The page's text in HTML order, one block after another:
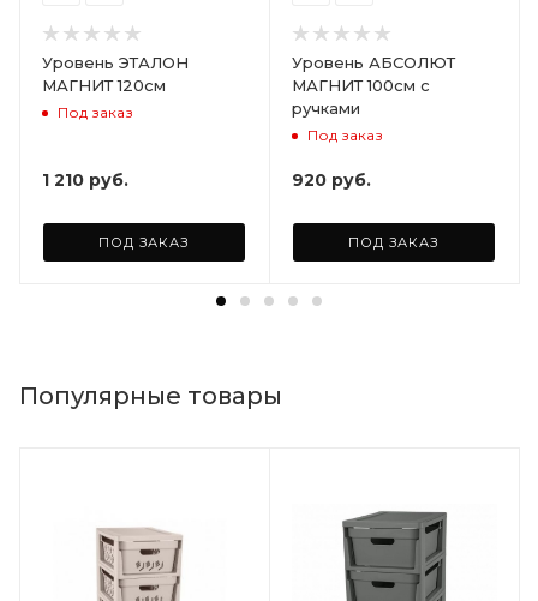
Уровень ЭТАЛОН
МАГНИТ 120см
Под заказ
1 210 руб.
ПОД ЗАКАЗ
Уровень АБСОЛЮТ
МАГНИТ 100см с
ручками
Под заказ
920 руб.
ПОД ЗАКАЗ
Популярные товары